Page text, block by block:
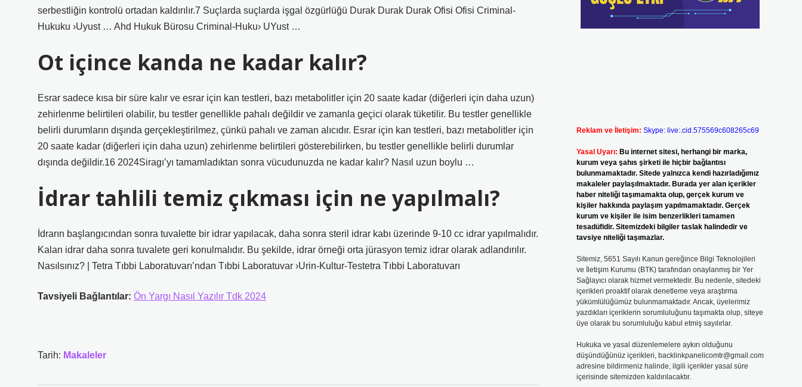
serbestliğin kontrolü ortadan kaldırılır.7 ​​Suçlarda suçlarda işgal özgürlüğü Durak Durak Durak Ofisi Ofisi Criminal-
Hukuku ›Uyust … Ahd Hukuk Bürosu Criminal-Huku› UYust …
Ot içince kanda ne kadar kalır?
Esrar sadece kısa bir süre kalır ve esrar için kan testleri, bazı metabolitler için 20 saate kadar (diğerleri için daha uzun)
zehirlenme belirtileri olabilir, bu testler genellikle pahalı değildir ve zamanla geçici olarak tüketilir. Bu testler genellikle
belirli durumların dışında gerçekleştirilmez, çünkü pahalı ve zaman alıcıdır. Esrar için kan testleri, bazı metabolitler için
20 saate kadar (diğerleri için daha uzun) zehirlenme belirtileri gösterebilirken, bu testler genellikle belirli durumlar
dışında değildir.16 2024Siragı’yı tamamladıktan sonra vücudunuzda ne kadar kalır? Nasıl uzun boylu …
İdrar tahlili temiz çıkması için ne yapılmalı?
İdrarın başlangıcından sonra tuvalette bir idrar yapılacak, daha sonra steril idrar kabı üzerinde 9-10 cc idrar yapılmalıdır.
Kalan idrar daha sonra tuvalete geri konulmalıdır. Bu şekilde, idrar örneği orta jürasyon temiz idrar olarak adlandırılır.
Nasılsınız? | Tetra Tıbbi Laboratuvarı’ndan Tıbbi Laboratuvar ›Urin-Kultur-Testetra Tıbbi Laboratuvarı
Tavsiyeli Bağlantılar: Ön Yargı Nasıl Yazılır Tdk 2024
Tarih: Makaleler
Reklam ve İletişim: Skype: live:.cid.575569c608265c69
Yasal Uyarı: Bu internet sitesi, herhangi bir marka,
kurum veya şahıs şirketi ile hiçbir bağlantısı
bulunmamaktadır. Sitede yalnızca kendi hazırladığımız
makaleler paylaşılmaktadır. Burada yer alan içerikler
haber niteliği taşımamakta olup, gerçek kurum ve
kişiler hakkında paylaşım yapılmamaktadır. Gerçek
kurum ve kişiler ile isim benzerlikleri tamamen
tesadüfidir. Sitemizdeki bilgiler taslak halindedir ve
tavsiye niteliği taşımazlar.
Sitemiz, 5651 Sayılı Kanun gereğince Bilgi Teknolojileri
ve İletişim Kurumu (BTK) tarafından onaylanmış bir Yer
Sağlayıcı olarak hizmet vermektedir. Bu nedenle, sitedeki
içerikleri proaktif olarak denetleme veya araştırma
yükümlülüğümüz bulunmamaktadır. Ancak, üyelerimiz
yazdıkları içeriklerin sorumluluğunu taşımakta olup, siteye
üye olarak bu sorumluluğu kabul etmiş sayılırlar.
Hukuka ve yasal düzenlemelere aykırı olduğunu
düşündüğünüz içerikleri, backlinkpanelicomtr@gmail.com
adresine bildirmeniz halinde, ilgili içerikler yasal süre
içerisinde sitemizden kaldırılacaktır.